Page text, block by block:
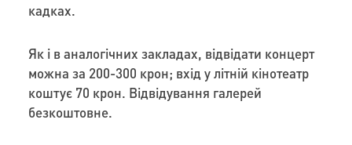
кадках.
Як і в аналогічних закладах, відвідати концерт
можна за 200-300 крон; вхід у літній кінотеатр
коштує 70 крон. Відвідування галерей
безкоштовне.